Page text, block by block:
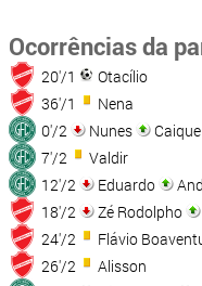
Ocorrências da
20'/1
Otacílio
36'/1
Nena
0'/2
Nunes
Caique
7'/2
Valdir
12'/2
Eduardo
18'/2
Zé Rodolpho
24'/2
Flávio
26'/2
Alisson